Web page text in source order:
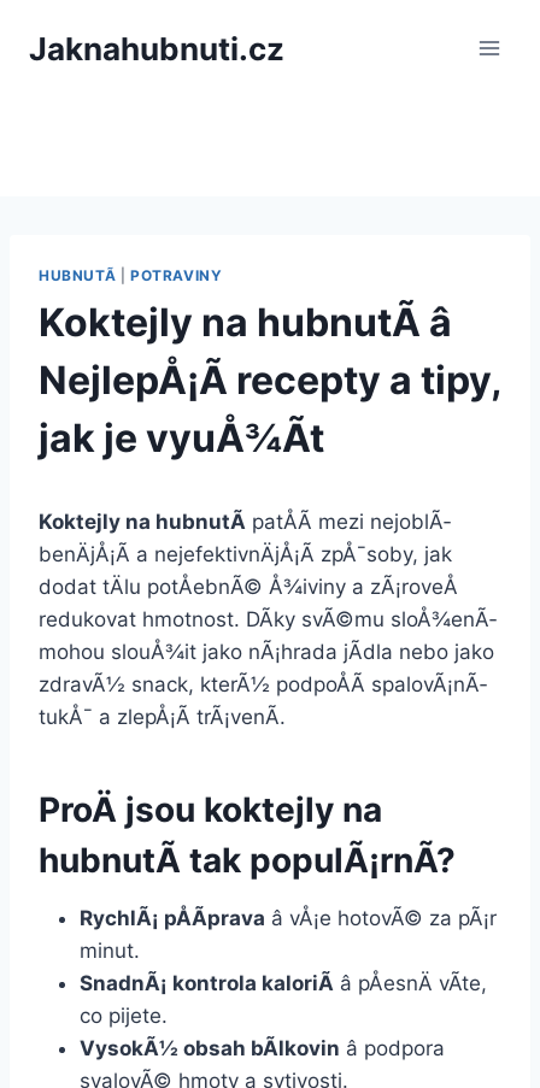
Jaknahubnuti.cz
HUBNUTÃ­ POTRAVINY
Koktejly na hubnutÃ­ â
NejlepÅ¡Ã­ recepty a tipy,
jak je vyuÅ¾Ã­t
Koktejly na hubnutÃ­ patÅÃ­ mezi nejoblÃ­
benÄjÅ¡Ã­ a nejefektivnÄjÅ¡Ã­ zpÅ¯soby, jak
dodat tÄlu potÅebnÃ© Å¾iviny a zÃ¡roveÅ
redukovat hmotnost. DÃ­ky svÃ©mu sloÅ¾enÃ­
mohou slouÅ¾it jako nÃ¡hrada jÃ­dla nebo jako
zdravÃ½ snack, kterÃ½ podpoÅÃ­ spalovÃ¡nÃ­
tukÅ¯ a zlepÅ¡Ã­ trÃ¡venÃ­.
ProÄ jsou koktejly na
hubnutÃ­ tak populÃ¡rnÃ­?
RychlÃ¡ pÅÃ­prava â vÅ¡e hotovÃ© za pÃ¡r
minut.
SnadnÃ¡ kontrola kaloriÃ­ â pÅesnÄ vÃ­te,
co pijete.
VysokÃ½ obsah bÃ­lkovin â podpora
svalovÃ© hmoty a sytivosti.